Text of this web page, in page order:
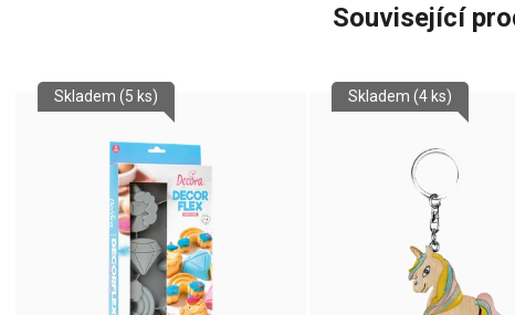
Související
Skladem (5 ks) Skladem (4 ks)